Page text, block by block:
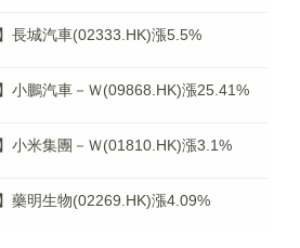
長城汽車(02333.HK)漲5.5%
小鵬汽車－Ｗ(09868.HK)漲25.41%
小米集團－Ｗ(01810.HK)漲3.1%
藥明生物(02269.HK)漲4.09%